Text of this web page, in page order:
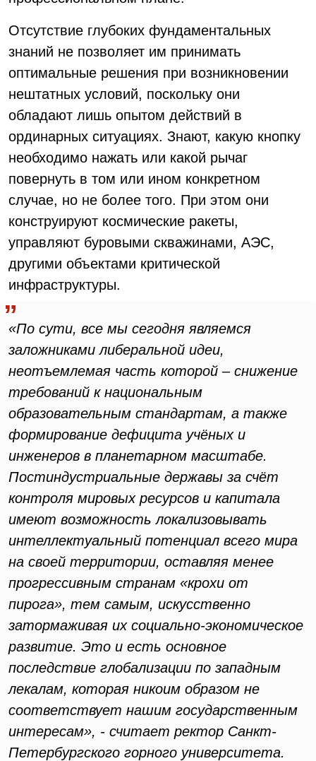
Отсутствие глубоких фундаментальных
знаний не позволяет им принимать
оптимальные решения при возникновении
нештатных условий, поскольку они
обладают лишь опытом действий в
ординарных ситуациях. Знают, какую кнопку
необходимо нажать или какой рычаг
повернуть в том или ином конкретном
случае, но не более того. При этом они
конструируют космические ракеты,
управляют буровыми скважинами, АЭС,
другими объектами критической
инфраструктуры.
«По сути, все мы сегодня являемся
заложниками либеральной идеи,
неотъемлемая часть которой – снижение
требований к национальным
образовательным стандартам, а также
формирование дефицита учёных и
инженеров в планетарном масштабе.
Постиндустриальные державы за счёт
контроля мировых ресурсов и капитала
имеют возможность локализовывать
интеллектуальный потенциал всего мира
на своей территории, оставляя менее
прогрессивным странам «крохи от
пирога», тем самым, искусственно
затормаживая их социально-экономическое
развитие. Это и есть основное
последствие глобализации по западным
лекалам, которая никоим образом не
соответствует нашим государственным
интересам», - считает ректор Санкт-
Петербургского горного университета.